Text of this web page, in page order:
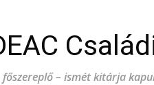
– ismét kitárja